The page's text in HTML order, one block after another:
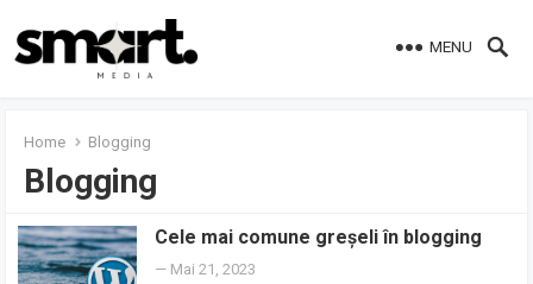
MENU
Home Blogging
Blogging
Cele mai comune greșeli în blogging
— Mai 21, 2023